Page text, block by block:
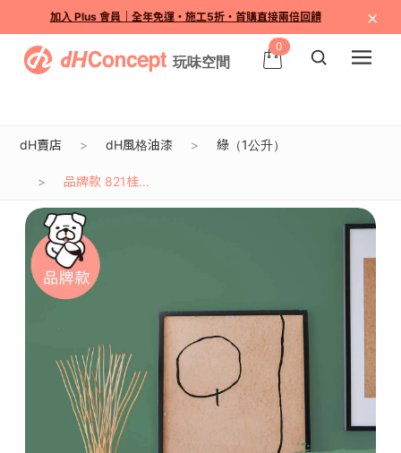
加入 Plus 會員｜全年免運・施工5折・首購直接兩倍回饋 ×
0
dH賣店 dH風格油漆 綠（1公升）
品牌款 821桂...